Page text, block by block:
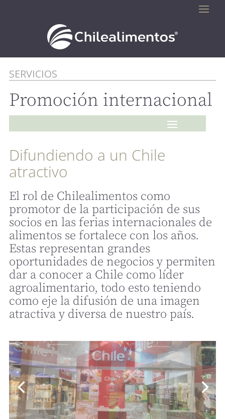
SERVICIOS
Promoción internacional
Difundiendo a un Chile
atractivo
El rol de Chilealimentos como
promotor de la participación de sus
socios en las ferias internacionales de
alimentos se fortalece con los años.
Estas representan grandes
oportunidades de negocios y permiten
dar a conocer a Chile como líder
agroalimentario, todo esto teniendo
como eje la difusión de una imagen
atractiva y diversa de nuestro país.